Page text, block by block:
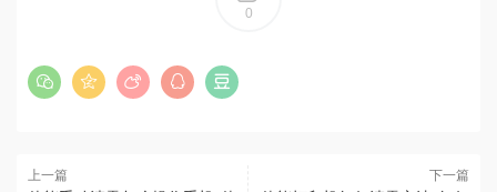
0
上一篇 下一篇